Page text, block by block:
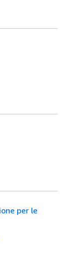
per le